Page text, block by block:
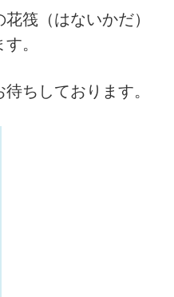
筏（はないかだ）
。
ちしております。